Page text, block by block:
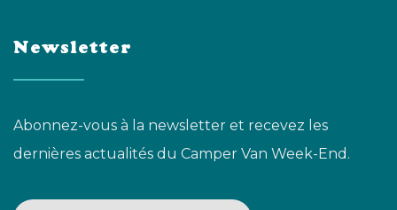
Newsletter
Abonnez-vous à la newsletter et recevez les
dernières actualités du Camper Van Week-End.